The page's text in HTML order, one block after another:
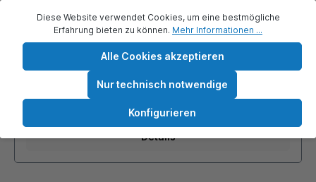
Produkten: Leitkegel
Ab3,30 €*
Details
Diese Website verwendet Cookies, um eine bestmögliche
Erfahrung bieten zu können. Mehr Informationen ...
Nur technisch notwendige
Konfigurieren
Alle Cookies akzeptieren